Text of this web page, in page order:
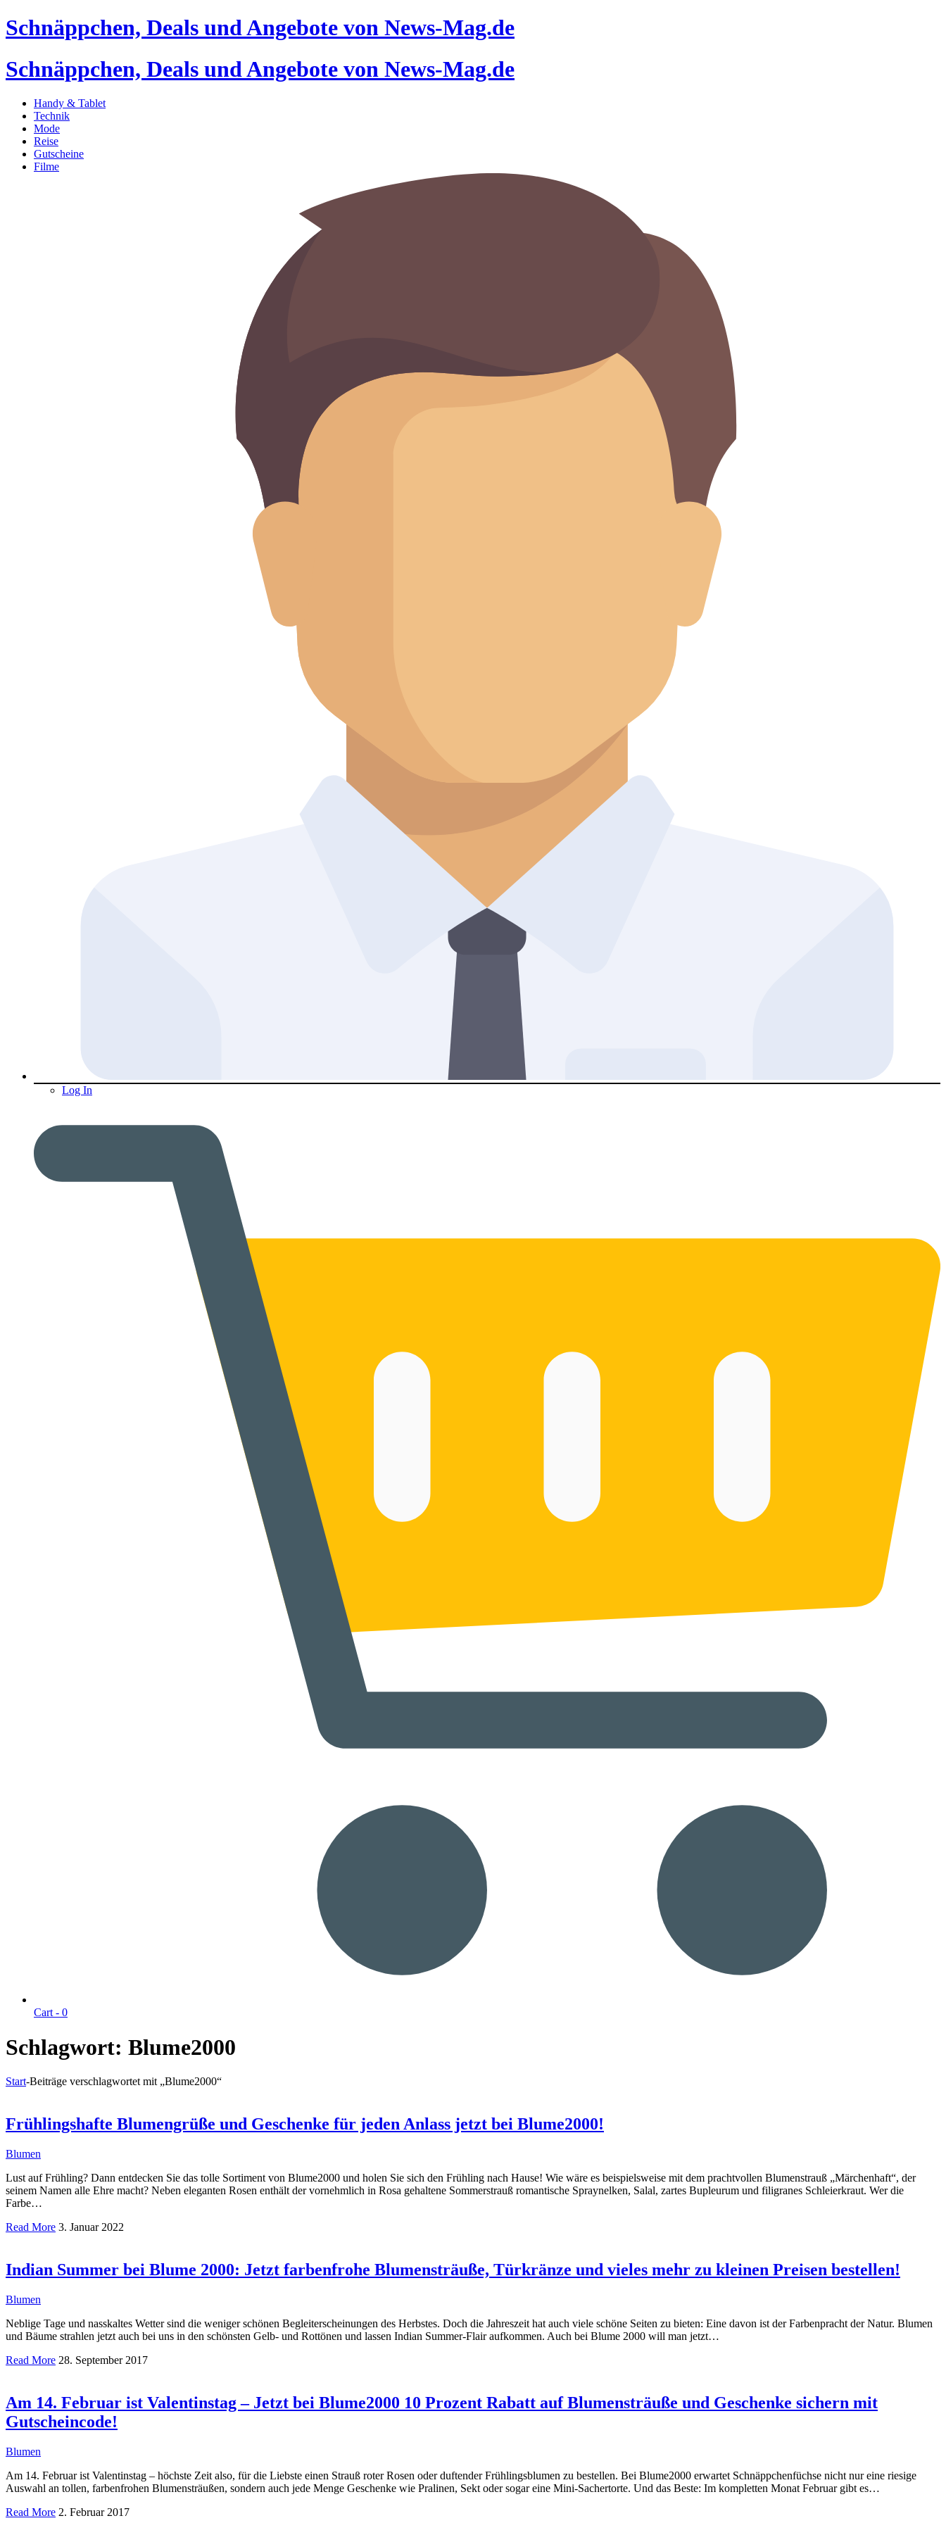
Schnäppchen, Deals und Angebote von News-Mag.de
Schnäppchen, Deals und Angebote von News-Mag.de
Handy & Tablet
Technik
Mode
Reise
Gutscheine
Filme
Log In
Cart - 0
Schlagwort: Blume2000
Start-Beiträge verschlagwortet mit „Blume2000“
Frühlingshafte Blumengrüße und Geschenke für jeden Anlass jetzt bei Blume2000!
Blumen
Lust auf Frühling? Dann entdecken Sie das tolle Sortiment von Blume2000 und holen Sie sich den Frühling nach Hause! Wie wäre es beispielsweise mit dem prachtvollen Blumenstrauß „Märchenhaft“, der
seinem Namen alle Ehre macht? Neben eleganten Rosen enthält der vornehmlich in Rosa gehaltene Sommerstrauß romantische Spraynelken, Salal, zartes Bupleurum und filigranes Schleierkraut. Wer die
Farbe…
Read More 3. Januar 2022
Indian Summer bei Blume 2000: Jetzt farbenfrohe Blumensträuße, Türkränze und vieles mehr zu kleinen Preisen bestellen!
Blumen
Neblige Tage und nasskaltes Wetter sind die weniger schönen Begleiterscheinungen des Herbstes. Doch die Jahreszeit hat auch viele schöne Seiten zu bieten: Eine davon ist der Farbenpracht der Natur. Blumen
und Bäume strahlen jetzt auch bei uns in den schönsten Gelb- und Rottönen und lassen Indian Summer-Flair aufkommen. Auch bei Blume 2000 will man jetzt…
Read More 28. September 2017
Am 14. Februar ist Valentinstag – Jetzt bei Blume2000 10 Prozent Rabatt auf Blumensträuße und Geschenke sichern mit
Gutscheincode!
Blumen
Am 14. Februar ist Valentinstag – höchste Zeit also, für die Liebste einen Strauß roter Rosen oder duftender Frühlingsblumen zu bestellen. Bei Blume2000 erwartet Schnäppchenfüchse nicht nur eine riesige
Auswahl an tollen, farbenfrohen Blumensträußen, sondern auch jede Menge Geschenke wie Pralinen, Sekt oder sogar eine Mini-Sachertorte. Und das Beste: Im kompletten Monat Februar gibt es…
Read More 2. Februar 2017